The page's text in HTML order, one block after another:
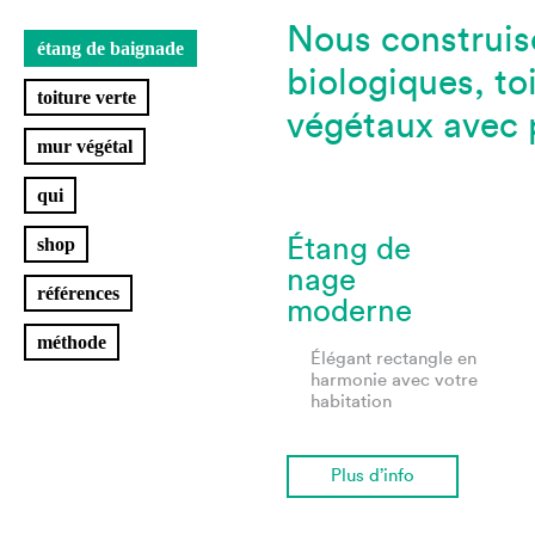
étang de baignade
toiture verte
mur végétal
qui
shop
références
méthode
Nous
biologiques,
végétaux avec
Étang de
nage
moderne
Élégant rectangle en
harmonie avec votre
habitation
Plus d’info